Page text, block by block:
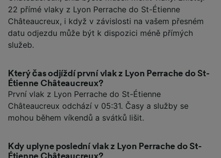
22 přímé vlaky z Lyon Perrache do St-Étienne
Châteaucreux, i když v závislosti na vašem přesném
datu odjezdu může být k dispozici méně přímých
služeb.
Který čas odjíždí první vlak z Lyon Perrache do St-
Étienne Châteaucreux?
První vlak z Lyon Perrache do St-Étienne
Châteaucreux odchází v 05:31. Časy a služby se
mohou během víkendů a svátků lišit.
Kdy uplyne poslední vlak z Lyon Perrache do St-
Étienne Châteaucreux?